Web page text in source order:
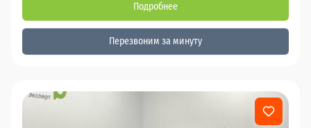
Подробнее
Перезвоним за минуту